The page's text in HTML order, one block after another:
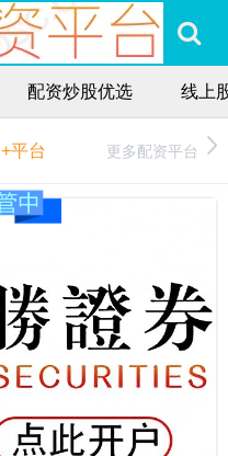
配资炒股优选 线上
+平台 更多配资平台